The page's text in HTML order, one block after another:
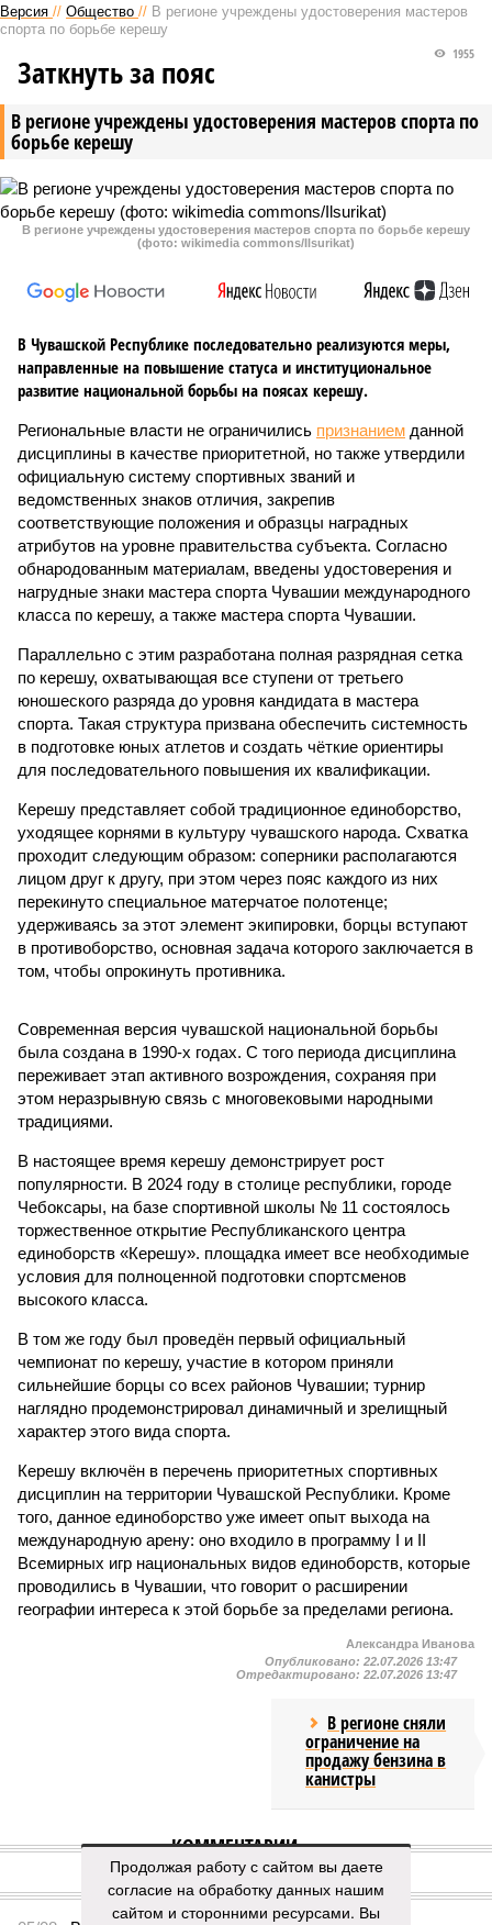
Версия // Общество // В регионе учреждены удостоверения мастеров
спорта по борьбе керешу
В регионе учреждены удостоверения мастеров спорта по
борьбе керешу
1955
Заткнуть за пояс
В регионе учреждены удостоверения мастеров спорта по борьбе керешу
(фото: wikimedia commons/Ilsurikat)
В Чувашской Республике последовательно реализуются меры,
направленные на повышение статуса и институциональное
развитие национальной борьбы на поясах керешу.
Региональные власти не ограничились признанием данной
дисциплины в качестве приоритетной, но также утвердили
официальную систему спортивных званий и
ведомственных знаков отличия, закрепив
соответствующие положения и образцы наградных
атрибутов на уровне правительства субъекта. Согласно
обнародованным материалам, введены удостоверения и
нагрудные знаки мастера спорта Чувашии международного
класса по керешу, а также мастера спорта Чувашии.
Параллельно с этим разработана полная разрядная сетка
по керешу, охватывающая все ступени от третьего
юношеского разряда до уровня кандидата в мастера
спорта. Такая структура призвана обеспечить системность
в подготовке юных атлетов и создать чёткие ориентиры
для последовательного повышения их квалификации.
Керешу представляет собой традиционное единоборство,
уходящее корнями в культуру чувашского народа. Схватка
проходит следующим образом: соперники располагаются
лицом друг к другу, при этом через пояс каждого из них
перекинуто специальное матерчатое полотенце;
удерживаясь за этот элемент экипировки, борцы вступают
в противоборство, основная задача которого заключается в
том, чтобы опрокинуть противника.
Современная версия чувашской национальной борьбы
была создана в 1990-х годах. С того периода дисциплина
переживает этап активного возрождения, сохраняя при
этом неразрывную связь с многовековыми народными
традициями.
В настоящее время керешу демонстрирует рост
популярности. В 2024 году в столице республики, городе
Чебоксары, на базе спортивной школы № 11 состоялось
торжественное открытие Республиканского центра
единоборств «Керешу». площадка имеет все необходимые
условия для полноценной подготовки спортсменов
высокого класса.
В том же году был проведён первый официальный
чемпионат по керешу, участие в котором приняли
сильнейшие борцы со всех районов Чувашии; турнир
наглядно продемонстрировал динамичный и зрелищный
характер этого вида спорта.
Керешу включён в перечень приоритетных спортивных
дисциплин на территории Чувашской Республики. Кроме
того, данное единоборство уже имеет опыт выхода на
международную арену: оно входило в программу I и II
Всемирных игр национальных видов единоборств, которые
проводились в Чувашии, что говорит о расширении
географии интереса к этой борьбе за пределами региона.
Александра Иванова
Опубликовано: 22.07.2026 13:47
Отредактировано: 22.07.2026 13:47
В регионе сняли
ограничение на
продажу бензина в
канистры
КОММЕНТАРИИ 0
ПОСЛЕДНИЕ НОВОСТИ
Продолжая работу с сайтом вы даете
согласие на обработку данных нашим
сайтом и сторонними ресурсами. Вы